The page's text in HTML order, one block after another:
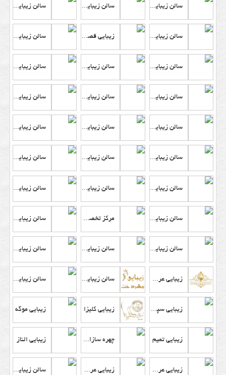
سالن زیبایی رامش سالن زیبایی آفرین سالن زیبایی فهیمه
سالن زیبایی مه چهره زیبایی قصر هنر سالن زیبایی مهان
سالن زیبایی نورا سالن زیبایی چهل گیس سالن زیبایی نگین آسیا
سالن زیبایی سیب سالن زیبایی پرطلایی سالن زیبایی شن های آبی
سالن زیبایی ساوینا سالن زیبایی پرنیان چهره سالن زیبایی گلاره
سالن زیبایی شنیل سالن زیبایی نیوشا سالن زیبایی مهان
سالن زیبایی ایرادا سالن زیبایی شیدا سالن زیبایی ماهان
سالن زیبایی فرامهر مرکز تخصصی و حرفه ای گریم عروس سالن زیبایی شهیرا
سالن زیبایی فوژان سالن زیبایی آهنگ سالن زیبایی گلدن سان
زیبایی عروس گلشن سالن زیبایی مهردخت سالن زیبایی ملکه برفی
زیبایی سپیده زیبایی کلیزا زیبایی موگه
زیبایی تمیم چهره سازان تیناب زیبایی الناز
زیبایی عروسک شیشه ای زیبایی عروسک سالن زیبایی پژواک